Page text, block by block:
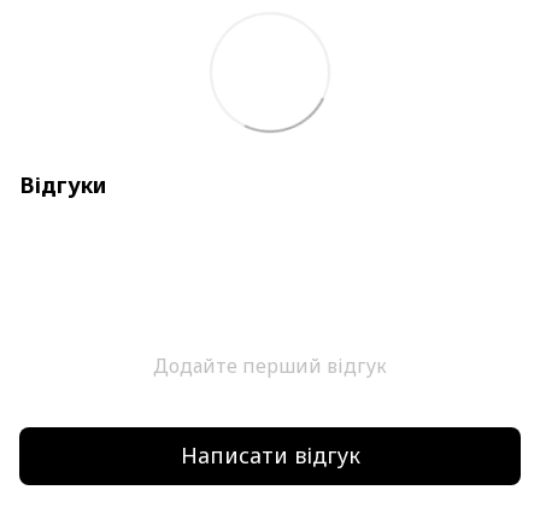
Відгуки
Додайте перший відгук
Написати відгук